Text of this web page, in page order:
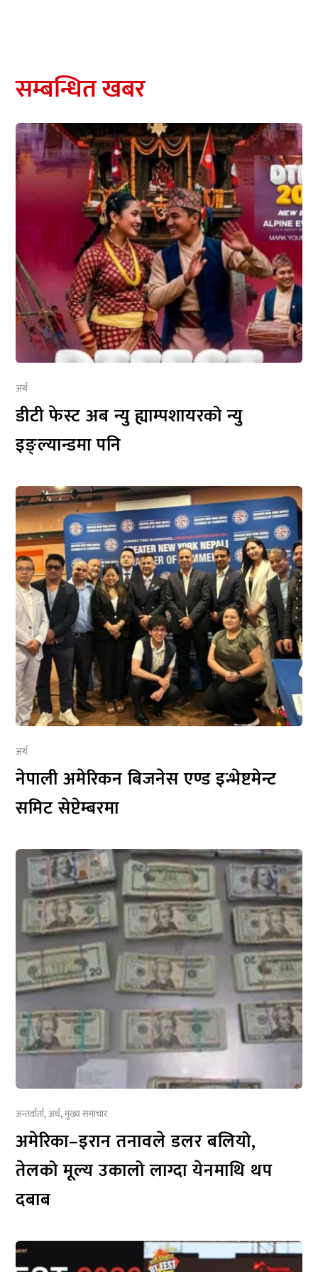
सम्बन्धित खबर
अर्थ
डीटी फेस्ट अब न्यु ह्याम्पशायरको न्यु
इङ्ल्यान्डमा पनि
अर्थ
नेपाली अमेरिकन बिजनेस एण्ड इन्भेष्टमेन्ट
समिट सेप्टेम्बरमा
अन्तर्वार्ता,अर्थ,मुख्य समाचार
अमेरिका–इरान तनावले डलर बलियो,
तेलको मूल्य उकालो लाग्दा येनमाथि थप
दबाब